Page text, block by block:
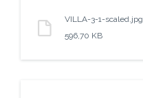
VILLA-3-1-scaled.jpg
596,70 KB